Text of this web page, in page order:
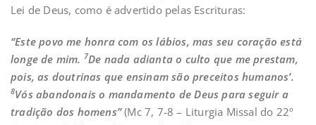
Lei de Deus, como é advertido pelas Escrituras:
“Este povo me honra com os lábios, mas seu coração está
longe de mim. 7De nada adianta o culto que me prestam,
pois, as doutrinas que ensinam são preceitos humanos’.
8Vós abandonais o mandamento de Deus para seguir a
tradição dos homens”(Mc 7, 7-8 – Liturgia Missal do 22º